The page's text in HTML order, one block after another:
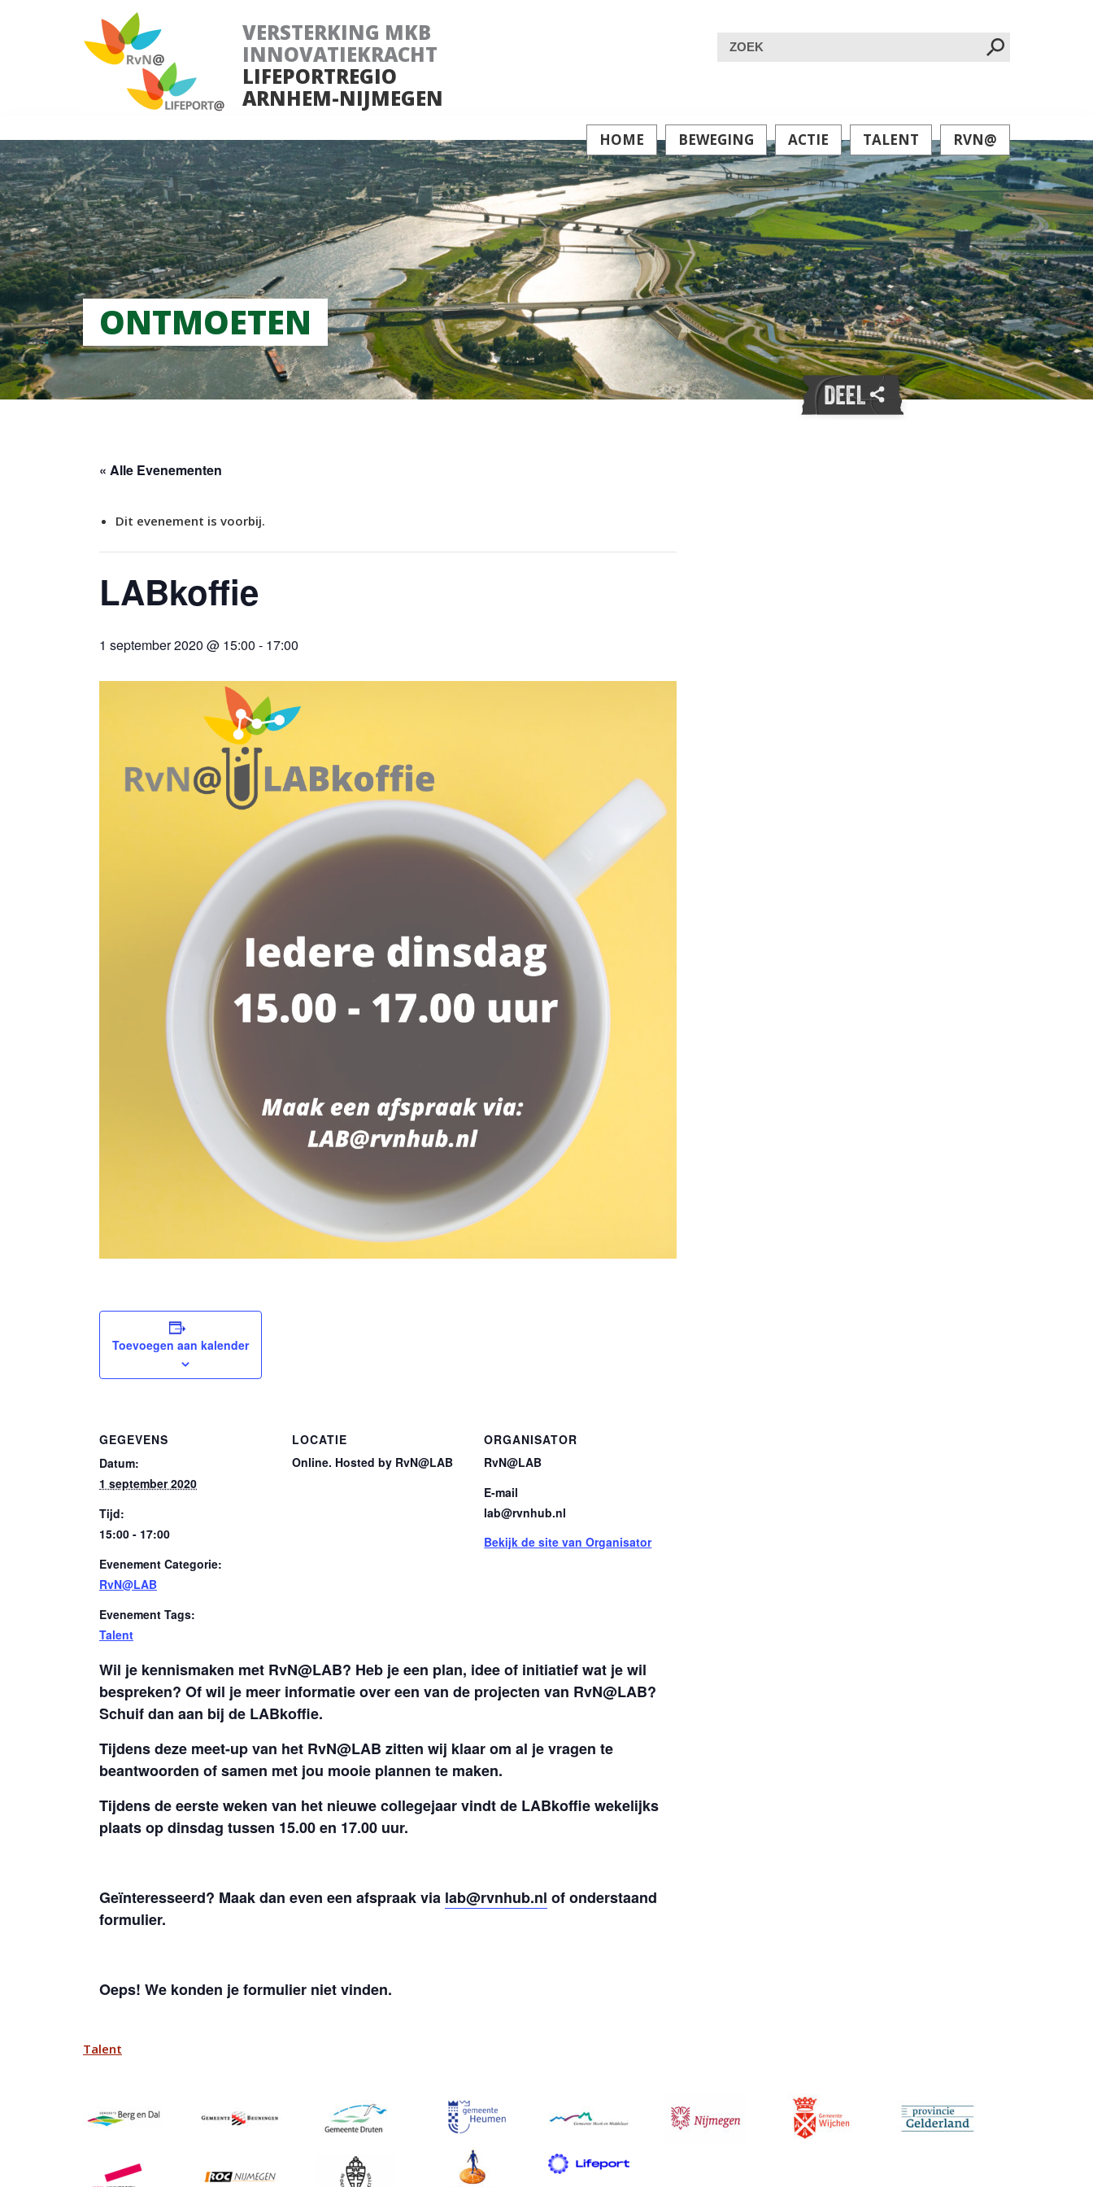
VERSTERKING MKB
INNOVATIEKRACHT
LIFEPORTREGIO
ARNHEM-NIJMEGEN
Zoeken
HOME BEWEGING ACTIE TALENT RVN@
ONTMOETEN
« Alle Evenementen
Dit evenement is voorbij.
LABkoffie
1 september 2020 @ 15:00 - 17:00
Wil je kennismaken met RvN@LAB? Heb je een plan, idee of initiatief wat je wil
bespreken? Of wil je meer informatie over een van de projecten van RvN@LAB?
Schuif dan aan bij de LABkoffie.
Tijdens deze meet-up van het RvN@LAB zitten wij klaar om al je vragen te
beantwoorden of samen met jou mooie plannen te maken.
Tijdens de eerste weken van het nieuwe collegejaar vindt de LABkoffie wekelijks
plaats op dinsdag tussen 15.00 en 17.00 uur.
Geïnteresseerd? Maak dan even een afspraak via lab@rvnhub.nl of onderstaand
formulier.
Oeps! We konden je formulier niet vinden.
Toevoegen aan kalender
GEGEVENS
Datum:
1 september 2020
Tijd:
15:00 - 17:00
Evenement Categorie:
RvN@LAB
Evenement Tags:
Talent
LOCATIE
Online. Hosted by RvN@LAB
ORGANISATOR
RvN@LAB
E-mail
lab@rvnhub.nl
Bekijk de site van Organisator
Talent